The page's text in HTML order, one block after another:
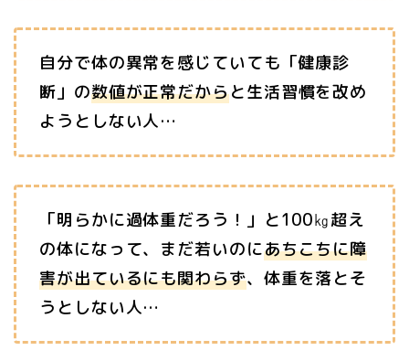
自分で体の異常を感じていても「健康診
断」の数値が正常だからと生活習慣を改め
ようとしない人…
「明らかに過体重だろう！」と100㎏超え
の体になって、まだ若いのにあちこちに障
害が出ているにも関わらず、体重を落とそ
うとしない人…